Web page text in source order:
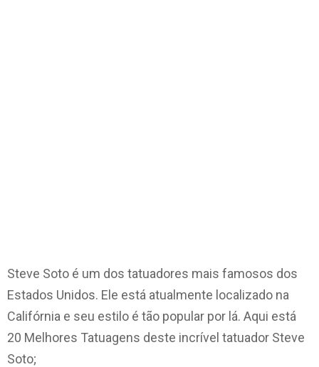
Steve Soto é um dos tatuadores mais famosos dos
Estados Unidos. Ele está atualmente localizado na
Califórnia e seu estilo é tão popular por lá. Aqui está
20 Melhores Tatuagens deste incrível tatuador Steve
Soto;